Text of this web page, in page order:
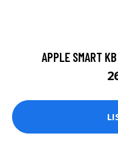
APPLE SMART